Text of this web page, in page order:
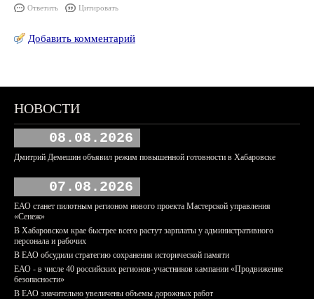
Ответить Цитировать
Добавить комментарий
НОВОСТИ
08.08.2026
Дмитрий Демешин объявил режим повышенной готовности в Хабаровске
07.08.2026
ЕАО станет пилотным регионом нового проекта Мастерской управления
«Сенеж»
В Хабаровском крае быстрее всего растут зарплаты у административного
персонала и рабочих
В ЕАО обсудили стратегию сохранения исторической памяти
ЕАО - в числе 40 российских регионов-участников кампании «Продвижение
безопасности»
В ЕАО значительно увеличены объемы дорожных работ